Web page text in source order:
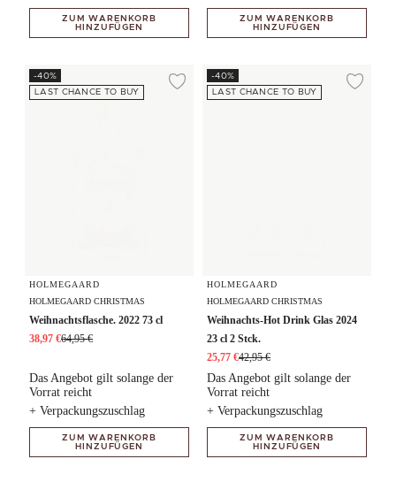
ZUM WARENKORB
HINZUFÜGEN
ZUM WARENKORB
HINZUFÜGEN
Weihnachtsflasche. 2022 73 cl
-40%
LAST CHANCE TO BUY
Zur Wunschliste
HOLMEGAARD
HOLMEGAARD CHRISTMAS
Weihnachtsflasche. 2022 73 cl
38,97 €64,95 €
+ Verpackungszuschlag
Das Angebot gilt solange der
Vorrat reicht
ZUM WARENKORB
HINZUFÜGEN
Weihnachts-Hot Drink Glas 2024
-40%
LAST CHANCE TO BUY
HOLMEGAARD
HOLMEGAARD CHRISTMAS
Weihnachts-Hot Drink Glas 2024
23 cl 2 Stck.
25,77 €42,95 €
+ Verpackungszuschlag
Das Angebot gilt solange der
Vorrat reicht
ZUM WARENKORB
HINZUFÜGEN